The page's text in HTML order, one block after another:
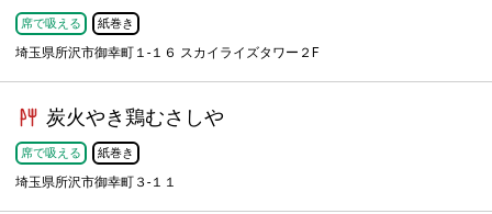
席で吸える 紙巻き
埼玉県所沢市御幸町１-１６ スカイライズタワー２F
炭火やき鶏むさしや
席で吸える 紙巻き
埼玉県所沢市御幸町３-１１